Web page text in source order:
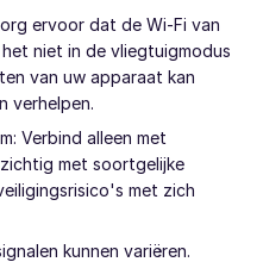
ervoor dat de Wi-Fi van
niet in de vliegtuigmodus
van uw apparaat kan
verhelpen.
Verbind alleen met
met soortgelijke
met zich
kunnen variëren.